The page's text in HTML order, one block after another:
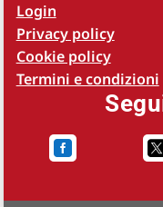
Login
Privacy policy
Cookie policy
Termini e condizioni
 